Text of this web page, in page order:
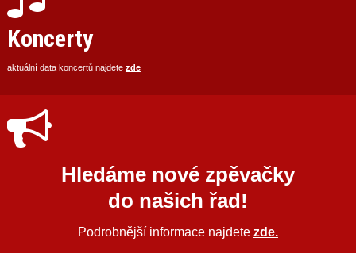
Koncerty
aktuální data koncertů najdete zde
Hledáme nové zpěvačky
do našich řad!
Podrobnější informace najdete zde.